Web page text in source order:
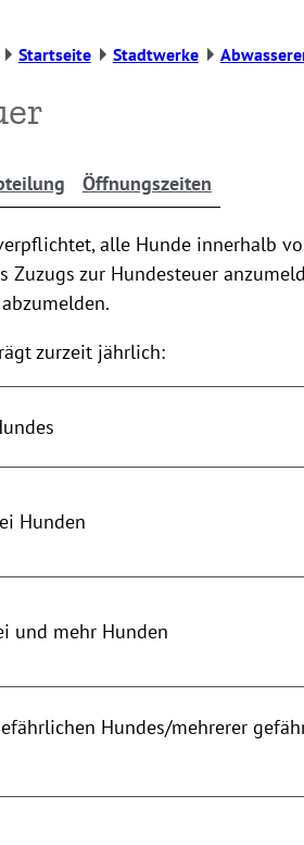
Startseite Stadtwerke
Öffnungszeiten
alle Hunde innerhalb
Zuzugs zur Hundesteuer
zurzeit jährlich:
Hunden
und mehr Hunden
Hundes/mehrerer